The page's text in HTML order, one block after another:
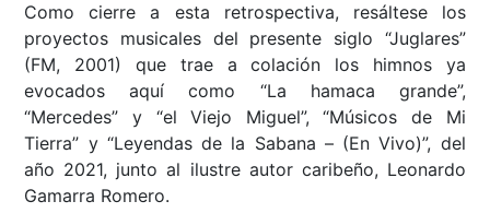
Como cierre a esta retrospectiva, resáltese los
proyectos musicales del presente siglo “Juglares”
(FM, 2001) que trae a colación los himnos ya
evocados aquí como “La hamaca grande”,
“Mercedes” y “el Viejo Miguel”, “Músicos de Mi
Tierra” y “Leyendas de la Sabana – (En Vivo)”, del
año 2021, junto al ilustre autor caribeño, Leonardo
Gamarra Romero.